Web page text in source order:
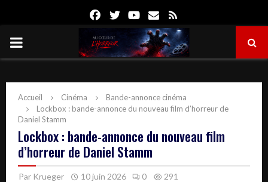
FacebookTwitterYoutube
Email
PRIMARY
Accueil Cinéma
Bande-annonce cinéma
Lockbox : bande-annonce du nouveau film d’horreur de
Daniel Stamm
Lockbox : bande-annonce du nouveau film
d’horreur de Daniel Stamm
Par Krueger 10 juin 2026 0 291